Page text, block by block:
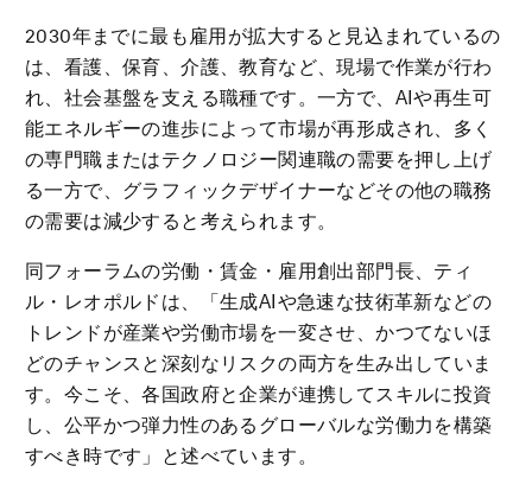
2030年までに最も雇用が拡大すると見込まれているの
は、看護、保育、介護、教育など、現場で作業が行わ
れ、社会基盤を支える職種です。一方で、AIや再生可
能エネルギーの進歩によって市場が再形成され、多く
の専門職またはテクノロジー関連職の需要を押し上げ
る一方で、グラフィックデザイナーなどその他の職務
の需要は減少すると考えられます。
同フォーラムの労働・賃金・雇用創出部門長、ティ
ル・レオポルドは、「生成AIや急速な技術革新などの
トレンドが産業や労働市場を一変させ、かつてないほ
どのチャンスと深刻なリスクの両方を生み出していま
す。今こそ、各国政府と企業が連携してスキルに投資
し、公平かつ弾力性のあるグローバルな労働力を構築
すべき時です」と述べています。